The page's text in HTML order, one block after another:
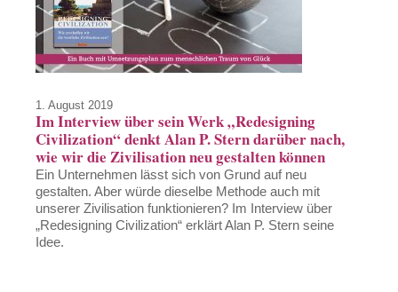
1. August 2019
Im Interview über sein Werk „Redesigning
Civilization“ denkt Alan P. Stern darüber nach,
wie wir die Zivilisation neu gestalten können
Ein Unternehmen lässt sich von Grund auf neu
gestalten. Aber würde dieselbe Methode auch mit
unserer Zivilisation funktionieren? Im Interview über
„Redesigning Civilization“ erklärt Alan P. Stern seine
Idee.